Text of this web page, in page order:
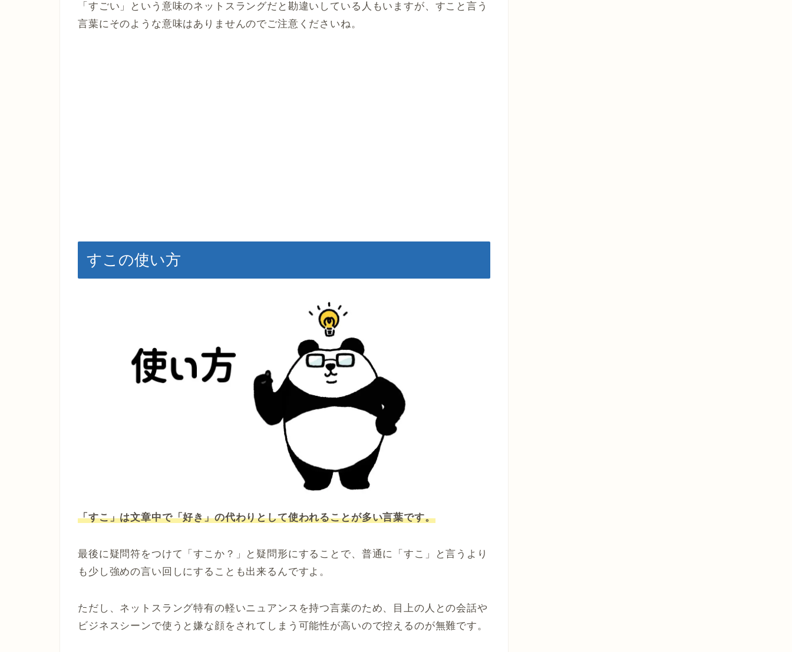
「すごい」という意味のネットスラングだと勘違いしている人もいますが、すこと言う
言葉にそのような意味はありませんのでご注意くださいね。
すこの使い方
「すこ」は文章中で「好き」の代わりとして使われることが多い言葉です。
最後に疑問符をつけて「すこか？」と疑問形にすることで、普通に「すこ」と言うより
も少し強めの言い回しにすることも出来るんですよ。
ただし、ネットスラング特有の軽いニュアンスを持つ言葉のため、目上の人との会話や
ビジネスシーンで使うと嫌な顔をされてしまう可能性が高いので控えるのが無難です。